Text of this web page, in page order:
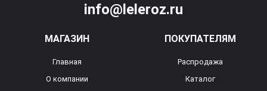
info@leleroz.ru
МАГАЗИН
Главная
О компании
ПОКУПАТЕЛЯМ
Распродажа
Каталог